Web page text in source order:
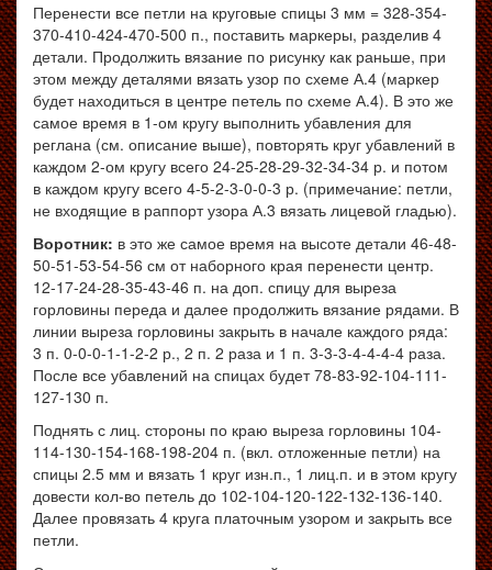
Перенести все петли на круговые спицы 3 мм = 328-354-
370-410-424-470-500 п., поставить маркеры, разделив 4
детали. Продолжить вязание по рисунку как раньше, при
этом между деталями вязать узор по схеме А.4 (маркер
будет находиться в центре петель по схеме А.4). В это же
самое время в 1-ом кругу выполнить убавления для
реглана (см. описание выше), повторять круг убавлений в
каждом 2-ом кругу всего 24-25-28-29-32-34-34 р. и потом
в каждом кругу всего 4-5-2-3-0-0-3 р. (примечание: петли,
не входящие в раппорт узора А.3 вязать лицевой гладью).
Воротник: в это же самое время на высоте детали 46-48-
50-51-53-54-56 см от наборного края перенести центр.
12-17-24-28-35-43-46 п. на доп. спицу для выреза
горловины переда и далее продолжить вязание рядами. В
линии выреза горловины закрыть в начале каждого ряда:
3 п. 0-0-0-1-1-2-2 р., 2 п. 2 раза и 1 п. 3-3-3-4-4-4-4 раза.
После все убавлений на спицах будет 78-83-92-104-111-
127-130 п.
Поднять с лиц. стороны по краю выреза горловины 104-
114-130-154-168-198-204 п. (вкл. отложенные петли) на
спицы 2.5 мм и вязать 1 круг изн.п., 1 лиц.п. и в этом кругу
довести кол-во петель до 102-104-120-122-132-136-140.
Далее провязать 4 круга платочным узором и закрыть все
петли.